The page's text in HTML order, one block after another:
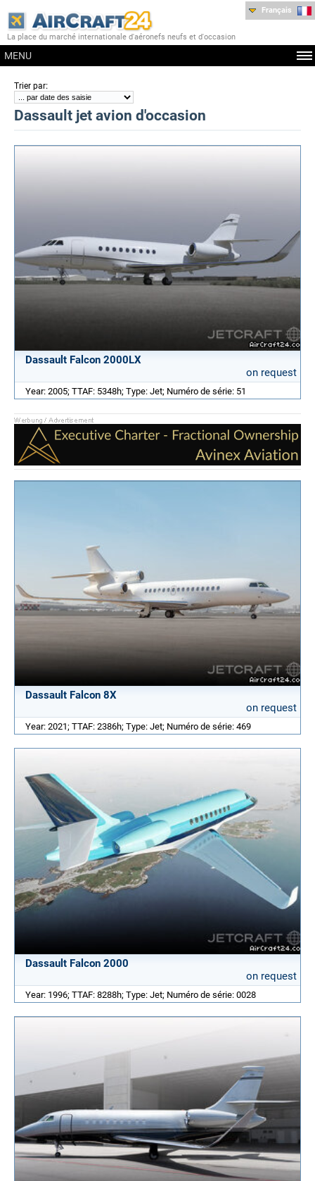
La place du marché internationale d'aéronefs neufs et d'occasion
MENU
Français
Trier par:
Dassault jet avion d'occasion
Dassault Falcon 2000LX
on request
Year: 2005; TTAF: 5348h; Type: Jet; Numéro de série: 51
Dassault Falcon 8X
on request
Year: 2021; TTAF: 2386h; Type: Jet; Numéro de série: 469
Dassault Falcon 2000
on request
Year: 1996; TTAF: 8288h; Type: Jet; Numéro de série: 0028